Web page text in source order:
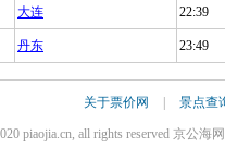
大连 22:39
丹东 23:49
关于票价网 | 景点查
piaojia.cn, all rights reserved 京公海